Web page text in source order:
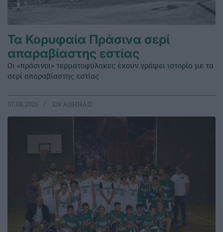
Τα Κορυφαία Πράσινα σερί
απαραβίαστης εστίας
Οι «πράσινοι» τερματοφύλακες έχουν γράψει ιστορία με τα
σερί απαραβίαστης εστίας
07.08.2026 EΝ ΑΘΗΝΑΙΣ